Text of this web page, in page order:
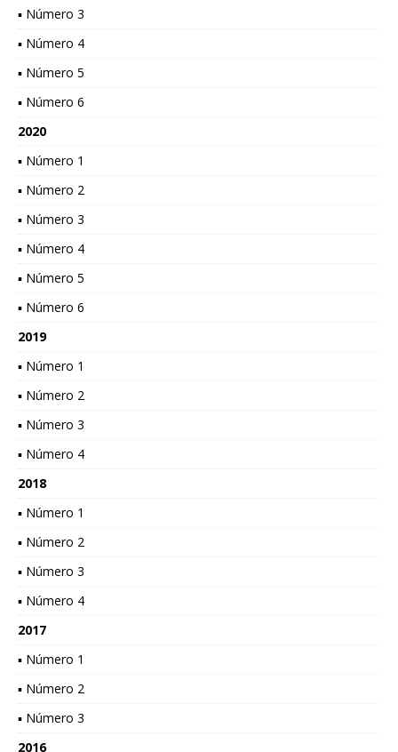
▪ Número 3
▪ Número 4
▪ Número 5
▪ Número 6
2020
▪ Número 1
▪ Número 2
▪ Número 3
▪ Número 4
▪ Número 5
▪ Número 6
2019
▪ Número 1
▪ Número 2
▪ Número 3
▪ Número 4
2018
▪ Número 1
▪ Número 2
▪ Número 3
▪ Número 4
2017
▪ Número 1
▪ Número 2
▪ Número 3
2016